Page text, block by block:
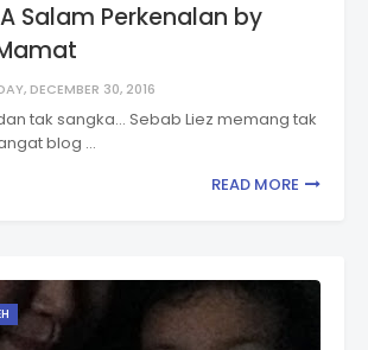
Salam Perkenalan by
DECEMBER 30, 2016
tak sangka... Sebab Liez memang tak
blog …
READ MORE